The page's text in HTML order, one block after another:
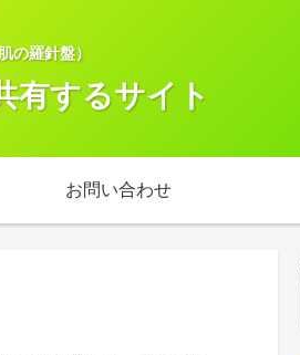
の羅針盤）
有するサイト
お問い合わせ